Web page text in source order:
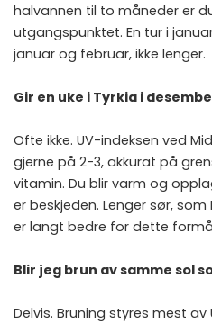
halvannen til to måneder er
utgangspunktet. En tur i
januar og februar, ikke lenger.
Gir en uke i Tyrkia i
Ofte ikke. UV-indeksen ved
gjerne på 2-3, akkurat på
vitamin. Du blir varm og
er beskjeden. Lenger sør,
er langt bedre for dette
Blir jeg brun av samme sol
Delvis. Bruning styres mest